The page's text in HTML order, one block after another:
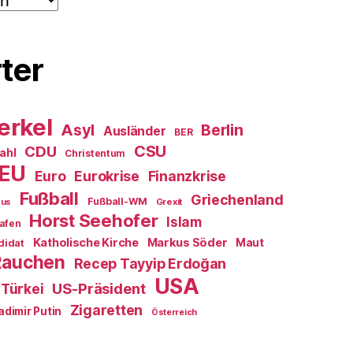
Asyl Ausländer BER Berlin
CDU Christentum CSU
Euro Eurokrise Finanzkrise
Fußball Fußball-WM Grexit Griechenland
Horst Seehofer Islam
Katholische Kirche Markus Söder Maut
Recep Tayyip Erdoğan
Türkei US-Präsident USA
Putin Zigaretten Österreich